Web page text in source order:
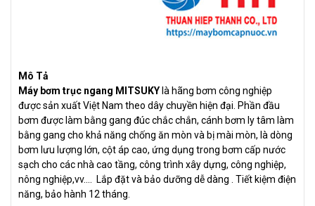
Mô Tả
Máy bơm trục ngang MITSUKY là hãng bơm công nghiệp
đượcsản xuất Việt Nam theo dây chuyền hiện đại. Phần đầu
bơm được làm bằng gang đúc chắc chắn, cánh bơm ly tâm làm
bằng gang cho khả năng chống ăn mòn và bị mài mòn, là dòng
bơm lưu lượng lớn, cột áp cao, ứng dụng trong bơm cấp nước
sạch cho các nhà cao tầng, công trình xây dựng, công nghiệp,
nông nghiệp,vv.... Lắp đặt và bảo dưỡng dễ dàng . Tiết kiệm điện
năng, bảo hành 12 tháng.